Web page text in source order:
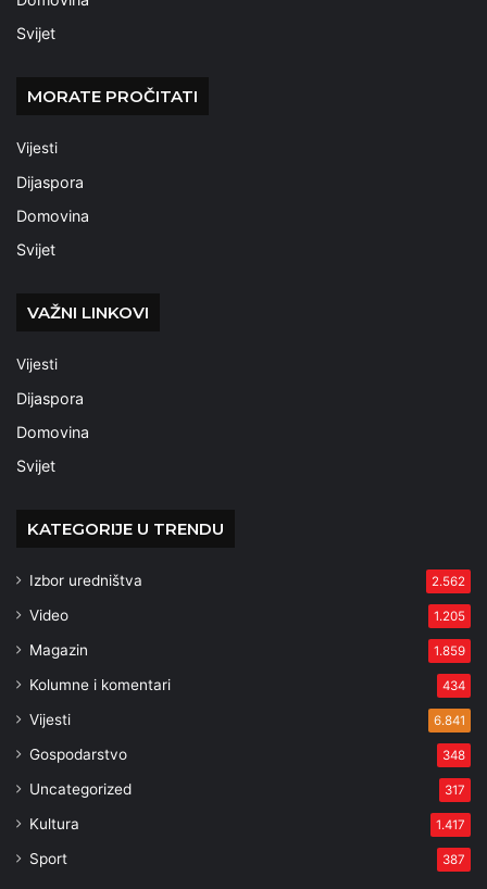
Svijet
MORATE PROČITATI
Vijesti
Dijaspora
Domovina
Svijet
VAŽNI LINKOVI
Vijesti
Dijaspora
Domovina
Svijet
KATEGORIJE U TRENDU
Izbor uredništva 2.562
Video 1.205
Magazin 1.859
Kolumne i komentari 434
Vijesti 6.841
Gospodarstvo 348
Uncategorized 317
Kultura 1.417
Sport 387